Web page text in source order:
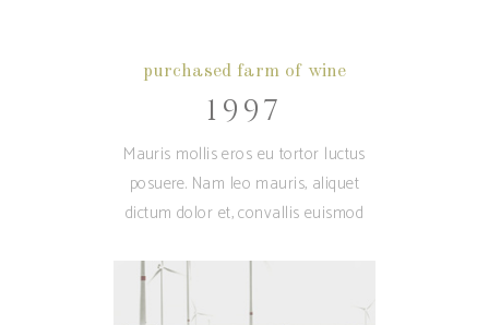
purchased farm of wine
1997
Mauris mollis eros eu tortor luctus
posuere. Nam leo mauris, aliquet
dictum dolor et, convallis euismod